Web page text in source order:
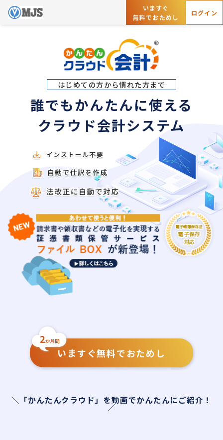
いますぐ
無料でおためし
ログイン
はじめての方から慣れた方まで
誰でもかんたんに使える
クラウド会計システム
いますぐ無料でおためし
＼「かんたんクラウド」を動画でかんたんにご紹介！
／